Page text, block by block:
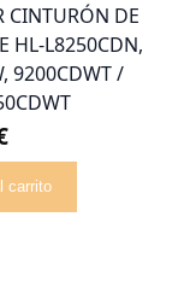
CINTURÓN DE
HL-L8250CDN,
9200CDWT /
carrito